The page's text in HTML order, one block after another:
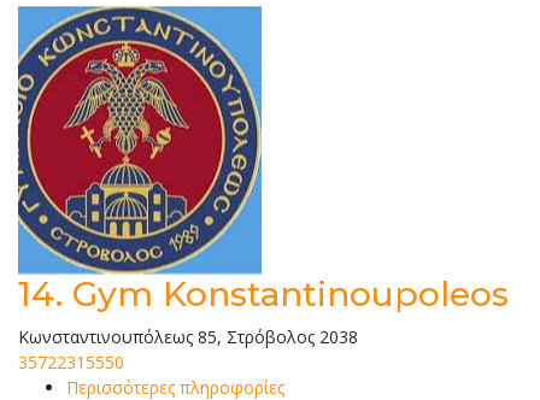
14. Gym Konstantinoupoleos
Κωνσταντινουπόλεως 85, Στρόβολος 2038
35722315550
Περισσότερες πληροφορίες